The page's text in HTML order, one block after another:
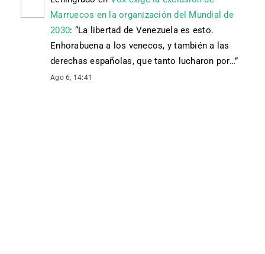
Marruecos en la organización del Mundial de
2030: “La libertad de Venezuela es esto.
Enhorabuena a los venecos, y también a las
derechas españolas, que tanto lucharon por…”
Ago 6, 14:41